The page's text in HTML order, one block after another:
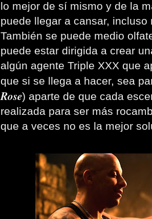
lo mejor de sí mismo y de la
puede llegar a cansar,
También se puede medio
puede estar dirigida a crear
algún agente Triple XXX que
que si se llega a hacer, sea
Rose) aparte de que cada
realizada para ser más
que a veces no es la mejor